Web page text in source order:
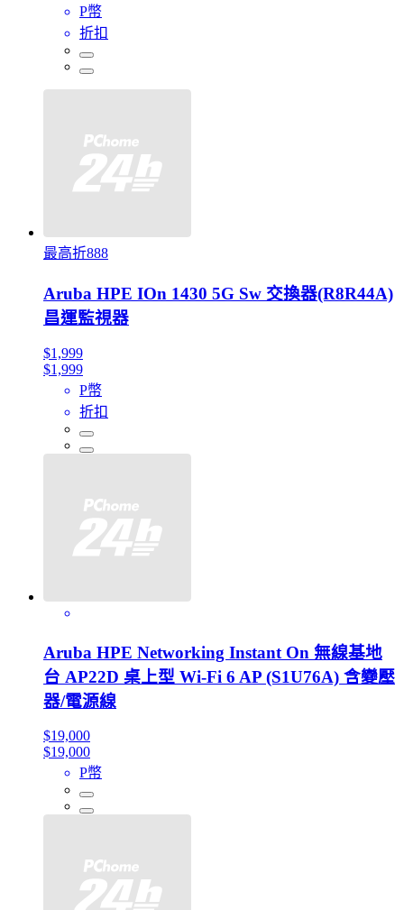
P幣
折扣
最高折888
Aruba HPE IOn 1430 5G Sw 交換器(R8R44A)
昌運監視器
$1,999
$1,999
P幣
折扣
Aruba HPE Networking Instant On 無線基地
台 AP22D 桌上型 Wi‑Fi 6 AP (S1U76A) 含變壓
器/電源線
$19,000
$19,000
P幣